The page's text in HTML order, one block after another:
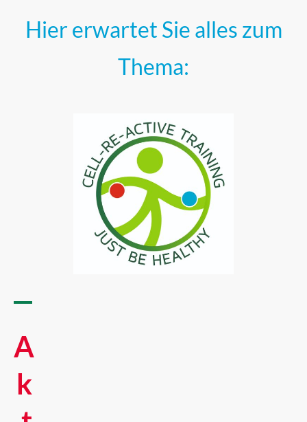
Hier erwartet Sie alles zum
Thema:
A
k